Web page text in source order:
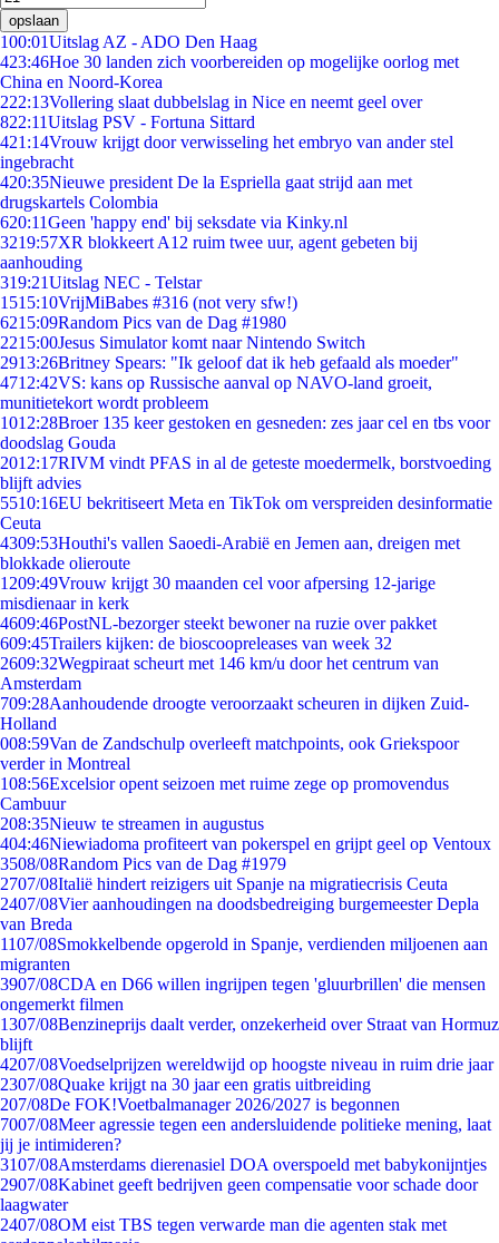
opslaan
100:01Uitslag AZ - ADO Den Haag
423:46Hoe 30 landen zich voorbereiden op mogelijke oorlog met
China en Noord-Korea
222:13Vollering slaat dubbelslag in Nice en neemt geel over
822:11Uitslag PSV - Fortuna Sittard
421:14Vrouw krijgt door verwisseling het embryo van ander stel
ingebracht
420:35Nieuwe president De la Espriella gaat strijd aan met
drugskartels Colombia
620:11Geen 'happy end' bij seksdate via Kinky.nl
3219:57XR blokkeert A12 ruim twee uur, agent gebeten bij
aanhouding
319:21Uitslag NEC - Telstar
1515:10VrijMiBabes #316 (not very sfw!)
6215:09Random Pics van de Dag #1980
2215:00Jesus Simulator komt naar Nintendo Switch
2913:26Britney Spears: "Ik geloof dat ik heb gefaald als moeder"
4712:42VS: kans op Russische aanval op NAVO-land groeit,
munitietekort wordt probleem
1012:28Broer 135 keer gestoken en gesneden: zes jaar cel en tbs voor
doodslag Gouda
2012:17RIVM vindt PFAS in al de geteste moedermelk, borstvoeding
blijft advies
5510:16EU bekritiseert Meta en TikTok om verspreiden desinformatie
Ceuta
4309:53Houthi's vallen Saoedi-Arabië en Jemen aan, dreigen met
blokkade olieroute
1209:49Vrouw krijgt 30 maanden cel voor afpersing 12-jarige
misdienaar in kerk
4609:46PostNL-bezorger steekt bewoner na ruzie over pakket
609:45Trailers kijken: de bioscoopreleases van week 32
2609:32Wegpiraat scheurt met 146 km/u door het centrum van
Amsterdam
709:28Aanhoudende droogte veroorzaakt scheuren in dijken Zuid-
Holland
008:59Van de Zandschulp overleeft matchpoints, ook Griekspoor
verder in Montreal
108:56Excelsior opent seizoen met ruime zege op promovendus
Cambuur
208:35Nieuw te streamen in augustus
404:46Niewiadoma profiteert van pokerspel en grijpt geel op Ventoux
3508/08Random Pics van de Dag #1979
2707/08Italië hindert reizigers uit Spanje na migratiecrisis Ceuta
2407/08Vier aanhoudingen na doodsbedreiging burgemeester Depla
van Breda
1107/08Smokkelbende opgerold in Spanje, verdienden miljoenen aan
migranten
3907/08CDA en D66 willen ingrijpen tegen 'gluurbrillen' die mensen
ongemerkt filmen
1307/08Benzineprijs daalt verder, onzekerheid over Straat van Hormuz
blijft
4207/08Voedselprijzen wereldwijd op hoogste niveau in ruim drie jaar
2307/08Quake krijgt na 30 jaar een gratis uitbreiding
207/08De FOK!Voetbalmanager 2026/2027 is begonnen
7007/08Meer agressie tegen een andersluidende politieke mening, laat
jij je intimideren?
3107/08Amsterdams dierenasiel DOA overspoeld met babykonijntjes
2907/08Kabinet geeft bedrijven geen compensatie voor schade door
laagwater
2407/08OM eist TBS tegen verwarde man die agenten stak met